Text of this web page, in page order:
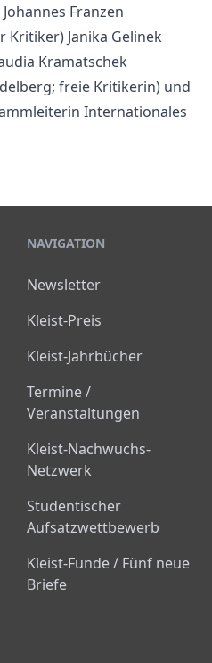
Franzen
Kritiker) Janika Gelinek
Kramatschek
freie Kritikerin) und
Internationales
NAVIGATION
Newsletter
Kleist-Preis
Kleist-Jahrbücher
Termine /
Veranstaltungen
Kleist-Nachwuchs-
Netzwerk
Studentischer
Aufsatzwettbewerb
Kleist-Funde / Fünf neue
Briefe